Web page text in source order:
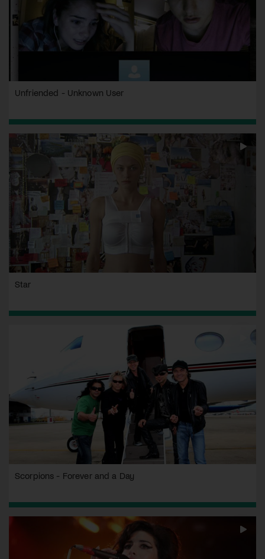
Unfriended - Unknown User
Star
Scorpions - Forever and a Day